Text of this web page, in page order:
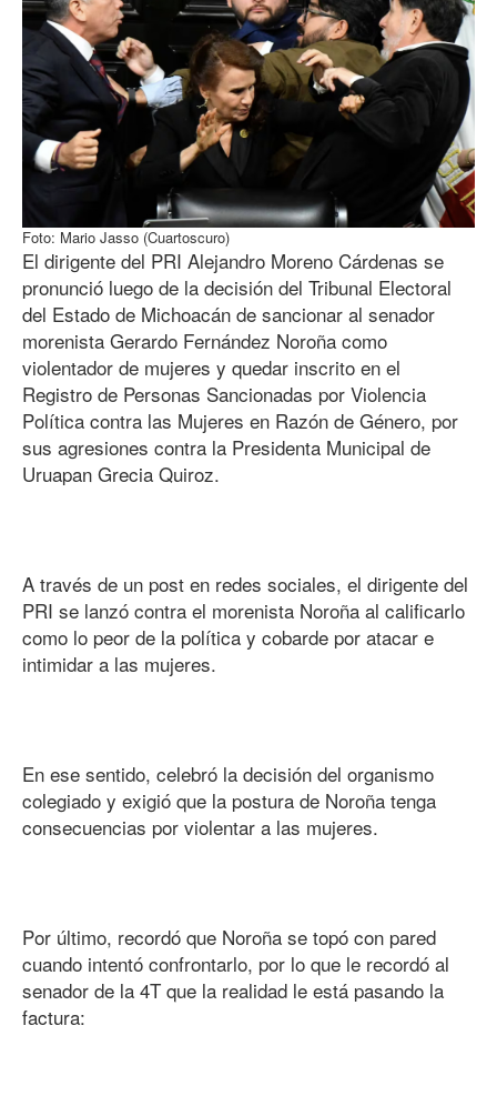
Foto: Mario Jasso (Cuartoscuro)
El dirigente del PRI Alejandro Moreno Cárdenas se
pronunció luego de la decisión del Tribunal Electoral
del Estado de Michoacán de sancionar al senador
morenista Gerardo Fernández Noroña como
violentador de mujeres y quedar inscrito en el
Registro de Personas Sancionadas por Violencia
Política contra las Mujeres en Razón de Género, por
sus agresiones contra la Presidenta Municipal de
Uruapan Grecia Quiroz.
A través de un post en redes sociales, el dirigente del
PRI se lanzó contra el morenista Noroña al calificarlo
como lo peor de la política y cobarde por atacar e
intimidar a las mujeres.
En ese sentido, celebró la decisión del organismo
colegiado y exigió que la postura de Noroña tenga
consecuencias por violentar a las mujeres.
Por último, recordó que Noroña se topó con pared
cuando intentó confrontarlo, por lo que le recordó al
senador de la 4T que la realidad le está pasando la
factura: